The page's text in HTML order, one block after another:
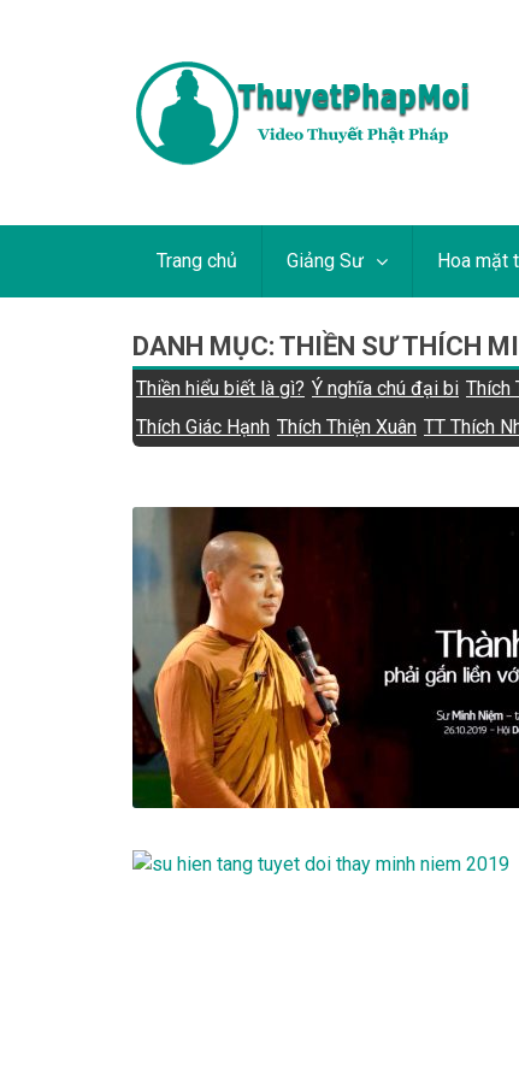
Trang chủ Giảng Sư Hoa mặt
DANH MỤC: THIỀN SƯ THÍCH
Thiền hiểu biết là gì? Ý nghĩa chú đại bi Thích
Thích Giác Hạnh Thích Thiện Xuân TT Thích